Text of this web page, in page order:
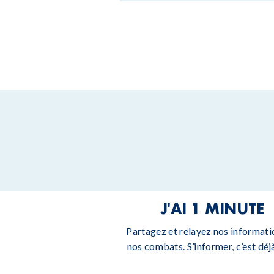
J'AI 1 MINUTE
Partagez et relayez nos
nos combats. S’informer, c’est